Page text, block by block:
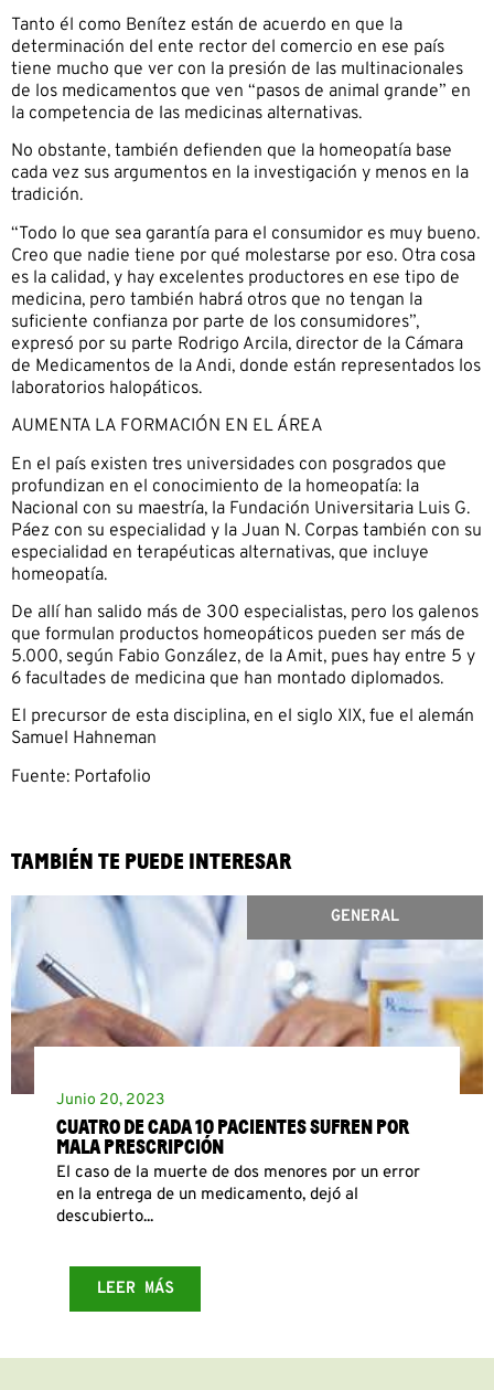
Tanto él como Benítez están de acuerdo en que la
determinación del ente rector del comercio en ese país
tiene mucho que ver con la presión de las multinacionales
de los medicamentos que ven “pasos de animal grande” en
la competencia de las medicinas alternativas.
No obstante, también defienden que la homeopatía base
cada vez sus argumentos en la investigación y menos en la
tradición.
“Todo lo que sea garantía para el consumidor es muy bueno.
Creo que nadie tiene por qué molestarse por eso. Otra cosa
es la calidad, y hay excelentes productores en ese tipo de
medicina, pero también habrá otros que no tengan la
suficiente confianza por parte de los consumidores”,
expresó por su parte Rodrigo Arcila, director de la Cámara
de Medicamentos de la Andi, donde están representados los
laboratorios halopáticos.
AUMENTA LA FORMACIÓN EN EL ÁREA
En el país existen tres universidades con posgrados que
profundizan en el conocimiento de la homeopatía: la
Nacional con su maestría, la Fundación Universitaria Luis G.
Páez con su especialidad y la Juan N. Corpas también con su
especialidad en terapéuticas alternativas, que incluye
homeopatía.
De allí han salido más de 300 especialistas, pero los galenos
que formulan productos homeopáticos pueden ser más de
5.000, según Fabio González, de la Amit, pues hay entre 5 y
6 facultades de medicina que han montado diplomados.
El precursor de esta disciplina, en el siglo XIX, fue el alemán
Samuel Hahneman
Fuente: Portafolio
TAMBIÉN TE PUEDE INTERESAR
GENERAL
Junio 20, 2023
CUATRO DE CADA 10 PACIENTES SUFREN POR
MALA PRESCRIPCIÓN
El caso de la muerte de dos menores por un error
en la entrega de un medicamento, dejó al
descubierto...
LEER MÁS